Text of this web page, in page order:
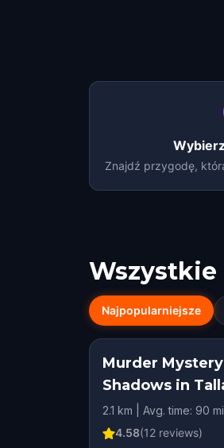
Znajdź przygodę,
Wszystkie
Najpopularniejsze
Murder
Shadows in
2.1 km | Avg. time: 90
4.58(12 reviews)